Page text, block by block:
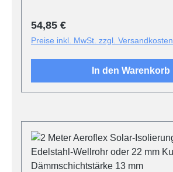
Regulärer Preis:
54,85 €
Preise inkl. MwSt. zzgl. Versandkosten
In den Warenkorb